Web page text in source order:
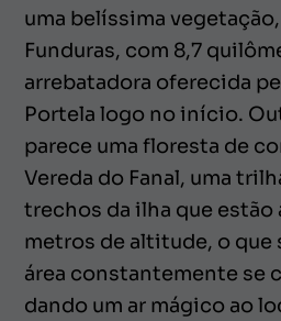
uma belíssima vegetação,
Funduras, com 8,7
arrebatadora oferecida
Portela logo no início.
parece uma floresta de
Vereda do Fanal, uma
trechos da ilha que estão
metros de altitude, o que
área constantemente se
dando um ar mágico ao